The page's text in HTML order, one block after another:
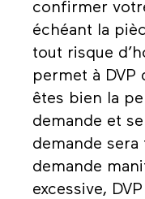
confirmer
échéant la
tout risque
permet à DVP
êtes bien la
demande et
demande sera
demande
excessive,